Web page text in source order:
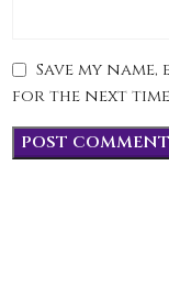
Save my
for the next